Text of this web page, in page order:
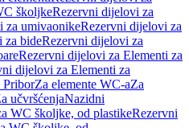
školjkeRezervni dijelovi za
za umivaonikeRezervni dijelovi za
za bideRezervni dijelovi za
Rezervni dijelovi za Elementi za
dijelovi za Elementi za
PriborZa elemente WC-aZa
učvršćenjaNazidni
WC školjke, od plastikeRezervni